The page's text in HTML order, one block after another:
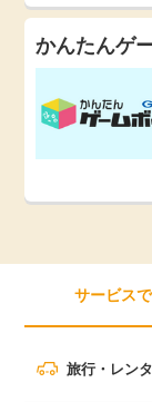
かんたんゲ
サービス
旅行・レン